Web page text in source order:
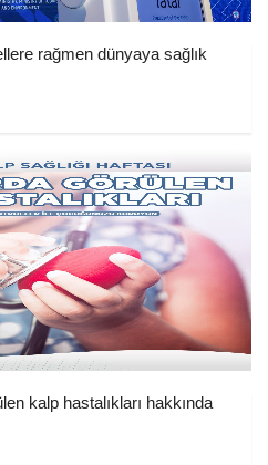
rağmen dünyaya sağlık
kalp hastalıkları hakkında